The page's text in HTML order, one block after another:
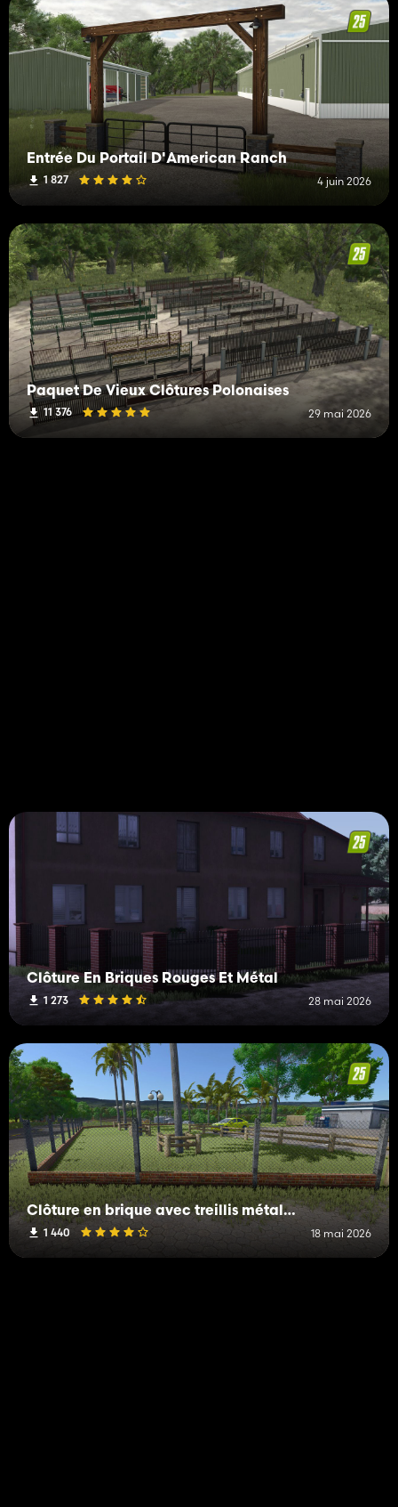
Entrée Du Portail D'American Ranch
1 827 4 juin 2026
Paquet De Vieux Clôtures Polonaises
11 376 29 mai 2026
Clôture En Briques Rouges Et Métal
1 273 28 mai 2026
Clôture en brique avec treillis métallique
1 440 18 mai 2026